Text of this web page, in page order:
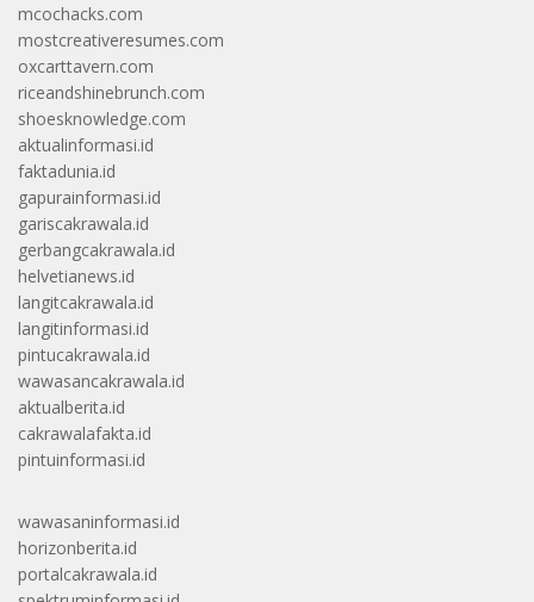
mcochacks.com
mostcreativeresumes.com
oxcarttavern.com
riceandshinebrunch.com
shoesknowledge.com
aktualinformasi.id
faktadunia.id
gapurainformasi.id
gariscakrawala.id
gerbangcakrawala.id
helvetianews.id
langitcakrawala.id
langitinformasi.id
pintucakrawala.id
wawasancakrawala.id
aktualberita.id
cakrawalafakta.id
pintuinformasi.id
wawasaninformasi.id
horizonberita.id
portalcakrawala.id